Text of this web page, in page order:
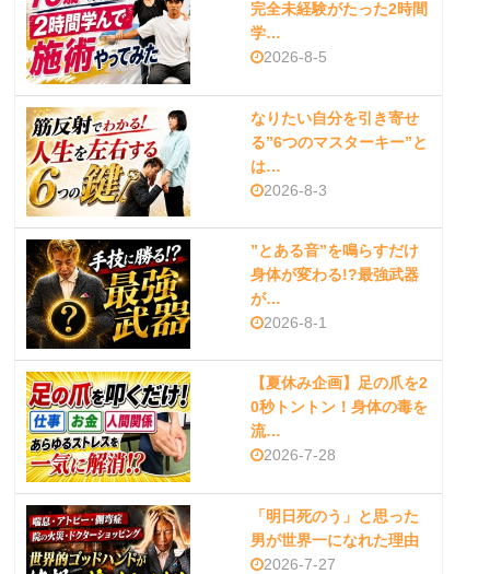
完全未経験がたった2時間
学…
2026-8-5
なりたい自分を引き寄せ
る”6つのマスターキー”と
は…
2026-8-3
”とある音”を鳴らすだけ
身体が変わる!?最強武器
が…
2026-8-1
【夏休み企画】足の爪を2
0秒トントン！身体の毒を
流…
2026-7-28
「明日死のう」と思った
男が世界一になれた理由
2026-7-27